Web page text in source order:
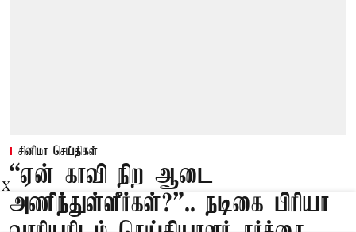
சினிமா செய்திகள்
“ஏன் காவி நிற ஆடை
அணிந்துள்ளீர்கள்?”.. நடிகை பிரியா
X